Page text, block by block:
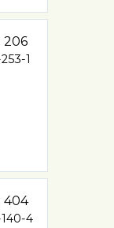
206
1
404
4